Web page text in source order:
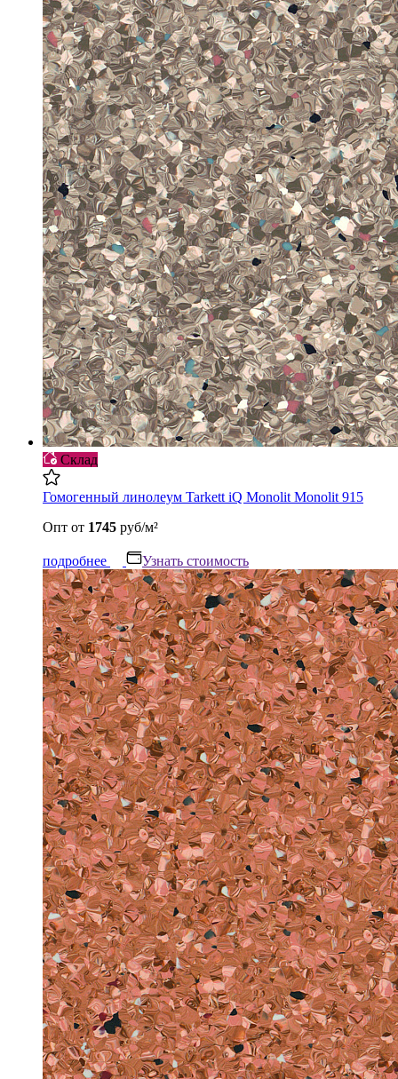
Склад
Гомогенный линолеум Tarkett iQ Monolit Monolit 915
Опт от 1745 руб/м²
подробнее Узнать стоимость